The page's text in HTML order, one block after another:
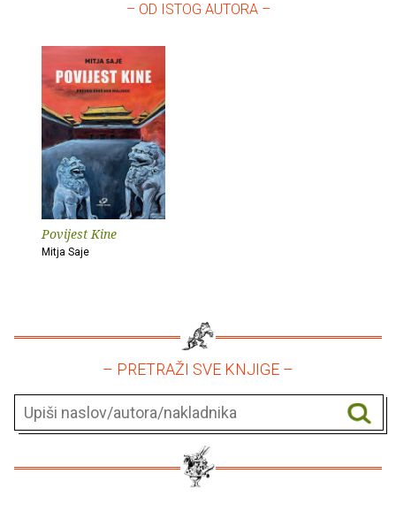
– OD ISTOG AUTORA –
Povijest Kine
Mitja Saje
– PRETRAŽI SVE KNJIGE –